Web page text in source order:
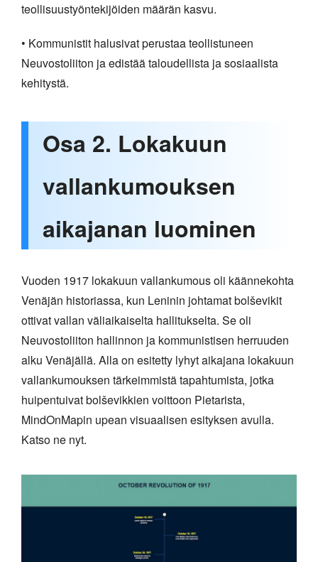
teollisuustyöntekijöiden määrän kasvu.
• Kommunistit halusivat perustaa teollistuneen
Neuvostoliiton ja edistää taloudellista ja sosiaalista
kehitystä.
Osa 2. Lokakuun
vallankumouksen
aikajanan luominen
Vuoden 1917 lokakuun vallankumous oli käännekohta
Venäjän historiassa, kun Leninin johtamat bolševikit
ottivat vallan väliaikaiselta hallitukselta. Se oli
Neuvostoliiton hallinnon ja kommunistisen herruuden
alku Venäjällä. Alla on esitetty lyhyt aikajana lokakuun
vallankumouksen tärkeimmistä tapahtumista, jotka
huipentuivat bolševikkien voittoon Pietarista,
MindOnMapin upean visuaalisen esityksen avulla.
Katso ne nyt.